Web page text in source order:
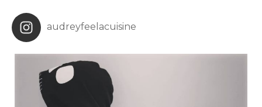
audreyfeelacuisine